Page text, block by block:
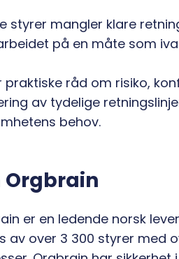
styrer mangler klare
på en måte som
praktiske råd om risiko,
av tydelige
behov.
Orgbrain
er en ledende norsk
av over 3 300 styrer med